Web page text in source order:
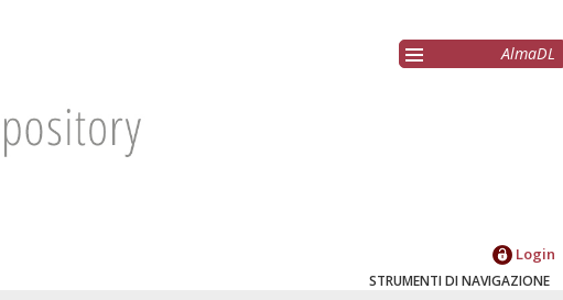
AlmaDL
Login
STRUMENTI DI NAVIGAZIONE